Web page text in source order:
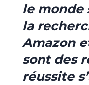
le monde
la
Amazon
sont des
réussite